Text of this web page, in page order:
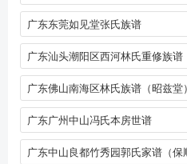
广东东莞如见堂张氏族谱
广东汕头潮阳区西河林氏重修族谱
广东佛山南海区林氏族谱（昭兹堂）
广东广州中山冯氏本房世谱
广东中山良都竹秀园郭氏家谱（保